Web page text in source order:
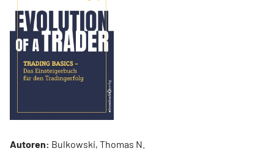
Autoren: Bulkowski, Thomas N.